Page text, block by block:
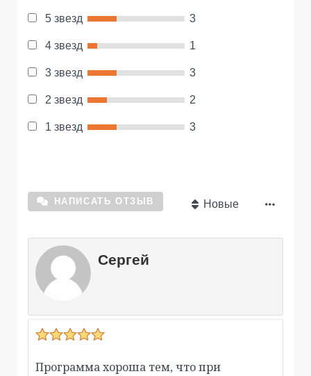
5 звезд 3
4 звезд 1
3 звезд 3
2 звезд 2
1 звезд 3
НАПИСАТЬ ОТЗЫВ Новые
Сергей
Программа хороша тем, что при